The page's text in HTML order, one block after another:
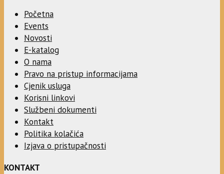
Početna
Events
Novosti
E-katalog
O nama
Pravo na pristup informacijama
Cjenik usluga
Korisni linkovi
Službeni dokumenti
Kontakt
Politika kolačića
Izjava o pristupačnosti
KONTAKT